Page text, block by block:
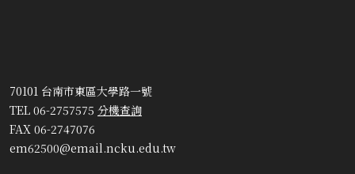
70101 台南市東區大學路一號
TEL 06-2757575 分機查詢
FAX 06-2747076
em62500@email.ncku.edu.tw